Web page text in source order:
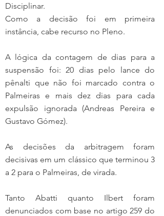
Disciplinar.
Como a decisão foi em primeira
instância, cabe recurso no Pleno.
A lógica da contagem de dias para a
suspensão foi: 20 dias pelo lance do
pênalti que não foi marcado contra o
Palmeiras e mais dez dias para cada
expulsão ignorada (Andreas Pereira e
Gustavo Gómez).
As decisões da arbitragem foram
decisivas em um clássico que terminou 3
a 2 para o Palmeiras, de virada.
Tanto Abatti quanto Ilbert foram
denunciados com base no artigo 259 do